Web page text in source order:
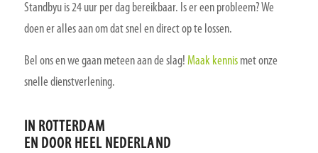
Standbyu is 24 uur per dag bereikbaar. Is er een probleem? We
doen er alles aan om dat snel en direct op te lossen.
Bel ons en we gaan meteen aan de slag! Maak kennis met onze
snelle dienstverlening.
IN ROTTERDAM
EN DOOR HEEL NEDERLAND